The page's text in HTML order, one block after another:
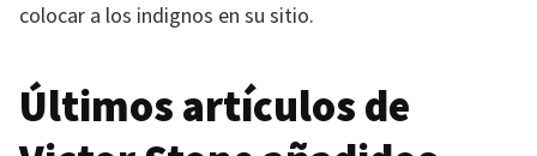
colocar a los indignos en su sitio.
Últimos artículos de